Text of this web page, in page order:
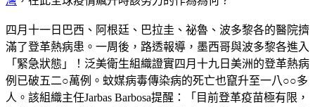
四月十一日巴西、阿根廷、巴拉圭、祕魯、波多黎各的醫院擠
滿了登革熱病患。一周後，路透報導，墨西哥與波多黎各進入
「緊急狀態」！泛美衛生組織證實四月十九日美洲的登革熱病
例已破五二○萬例。蚊媒病毒傳染病的死亡也竄升至一八○○多
人。該組織主任Jarbas Barbosa提醒：「目前登革疫苗極有限，